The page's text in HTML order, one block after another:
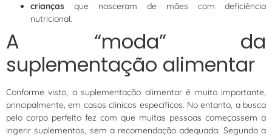
crianças que nasceram de mães com deficiência
nutricional.
A “moda” da
suplementação alimentar
Conforme visto, a suplementação alimentar é muito importante,
principalmente, em casos clínicos específicos. No entanto, a busca
pelo corpo perfeito fez com que muitas pessoas começassem a
ingerir suplementos, sem a recomendação adequada. Segundo a